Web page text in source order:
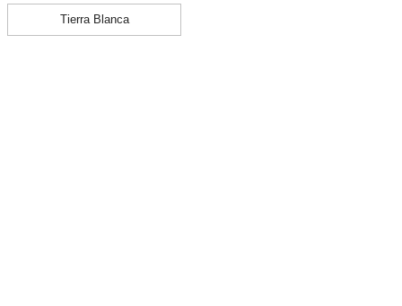
Tierra Blanca